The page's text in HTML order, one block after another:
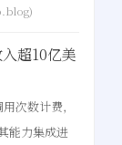
超10亿美
次数计费，
能力集成进